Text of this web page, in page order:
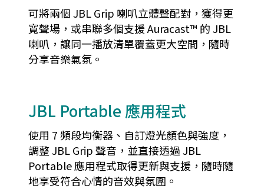
可將兩個 JBL Grip 喇叭立體聲配對，獲得更
寬聲場，或串聯多個支援 Auracast™ 的 JBL
喇叭，讓同一播放清單覆蓋更大空間，隨時
分享音樂氣氛。
JBL Portable 應用程式
使用 7 頻段均衡器、自訂燈光顏色與強度，
調整 JBL Grip 聲音，並直接透過 JBL
Portable 應用程式取得更新與支援，隨時隨
地享受符合心情的音效與氛圍。